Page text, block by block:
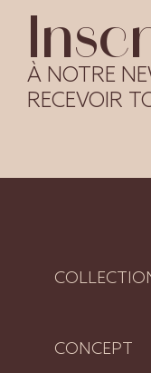
À NOTRE
RECEVOIR
CONCEPT